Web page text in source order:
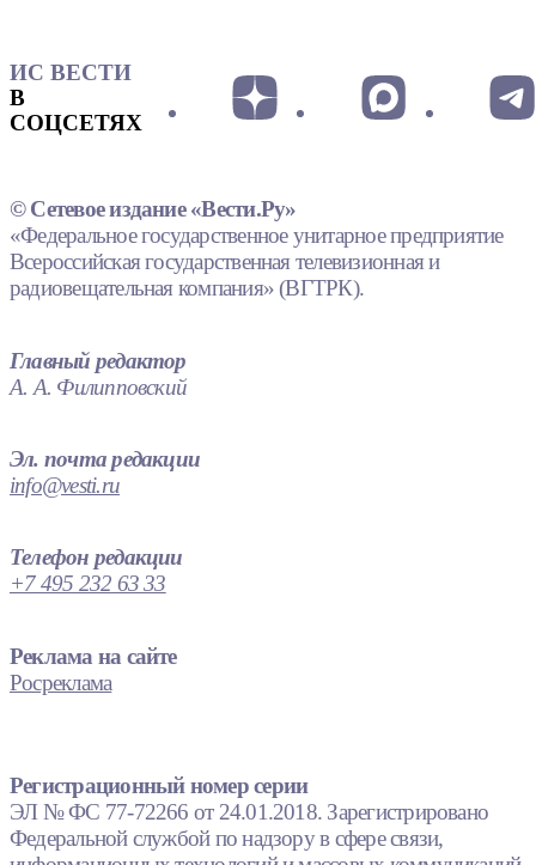
ИС ВЕСТИ
В
СОЦСЕТЯХ
© Сетевое издание «Вести.Ру»
«Федеральное государственное унитарное предприятие
Всероссийская государственная телевизионная и
радиовещательная компания» (ВГТРК).
Главный редактор
А. А. Филипповский
Эл. почта редакции
info@vesti.ru
Телефон редакции
+7 495 232 63 33
Реклама на сайте
Росреклама
Регистрационный номер серии
ЭЛ № ФС 77-72266 от 24.01.2018. Зарегистрировано
Федеральной службой по надзору в сфере связи,